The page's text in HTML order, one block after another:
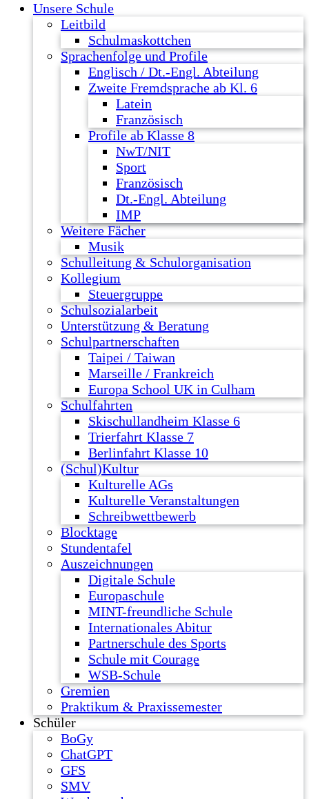
Unsere Schule
Leitbild
Schulmaskottchen
Sprachenfolge und Profile
Englisch / Dt.-Engl. Abteilung
Zweite Fremdsprache ab Kl. 6
Latein
Französisch
Profile ab Klasse 8
NwT/NIT
Sport
Französisch
Dt.-Engl. Abteilung
IMP
Weitere Fächer
Musik
Schulleitung & Schulorganisation
Kollegium
Steuergruppe
Schulsozialarbeit
Unterstützung & Beratung
Schulpartnerschaften
Taipei / Taiwan
Marseille / Frankreich
Europa School UK in Culham
Schulfahrten
Skischullandheim Klasse 6
Trierfahrt Klasse 7
Berlinfahrt Klasse 10
(Schul)Kultur
Kulturelle AGs
Kulturelle Veranstaltungen
Schreibwettbewerb
Blocktage
Stundentafel
Auszeichnungen
Digitale Schule
Europaschule
MINT-freundliche Schule
Internationales Abitur
Partnerschule des Sports
Schule mit Courage
WSB-Schule
Gremien
Praktikum & Praxissemester
Schüler
BoGy
ChatGPT
GFS
SMV